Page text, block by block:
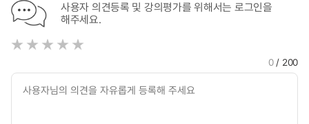
사용자 의견등록 및 강의평가를 위해서는 로그인을
해주세요.
0/ 200